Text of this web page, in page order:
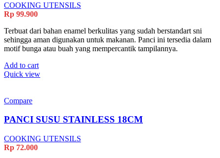
COOKING UTENSILS
Rp 99.900
Terbuat dari bahan enamel berkulitas yang sudah berstandart sni
sehingga aman digunakan untuk makanan. Panci ini tersedia dalam
motif bunga atau buah yang mempercantik tampilannya.
Add to cart
Quick view
Compare
PANCI SUSU STAINLESS 18CM
COOKING UTENSILS
Rp 72.000